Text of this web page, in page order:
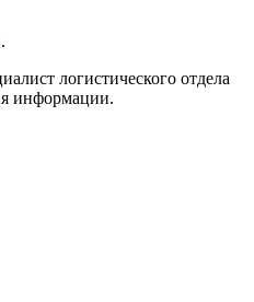
логистического отдела
информации.